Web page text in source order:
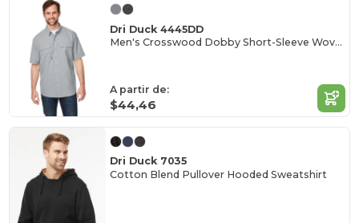
Dri Duck 4445DD
Men's Crosswood Dobby Short-Sleeve Woven Shirt
A partir de:
$44,46
Dri Duck 7035
Cotton Blend Pullover Hooded Sweatshirt